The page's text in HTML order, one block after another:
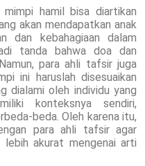
hamil bisa diartikan
akan mendapatkan anak
dan kebahagiaan dalam
tanda bahwa doa dan
para ahli tafsir juga
ini haruslah disesuaikan
dialami oleh individu yang
konteksnya sendiri,
beda. Oleh karena itu,
para ahli tafsir agar
lebih akurat mengenai arti